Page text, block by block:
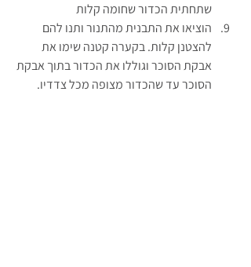
שתחתית הכדור שחומה קלות
הוציאו את התבנית מהתנור ותנו להם
להצטנן קלות. בקערה קטנה שימו את
אבקת הסוכר וגוללו את הכדור בתוך אבקת
הסוכר עד שהכדור מצופה מכל צדדיו.